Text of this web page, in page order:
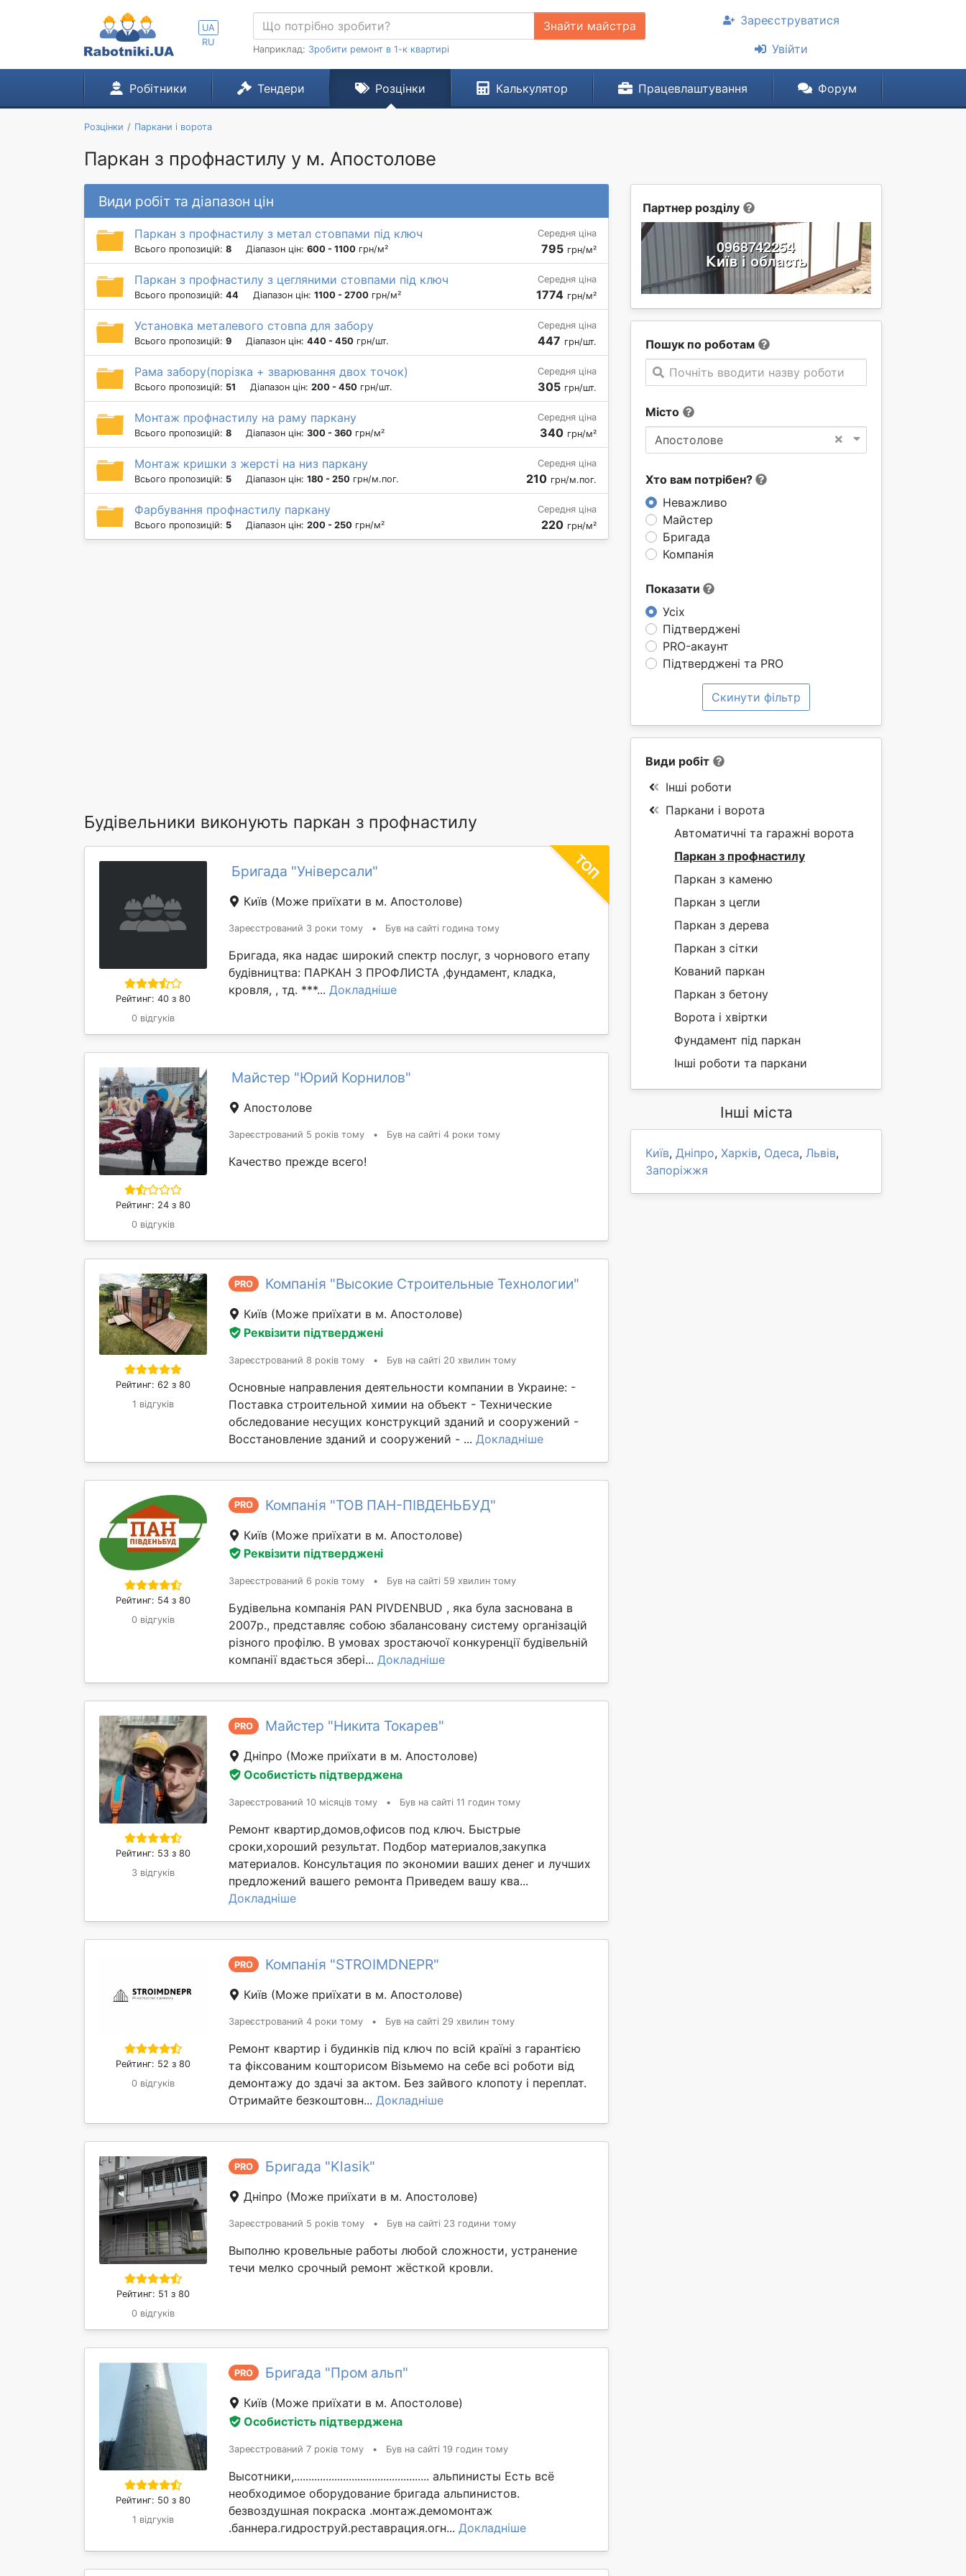
UA
RU
Знайти майстра
Наприклад: Зробити ремонт в 1-к квартирі
Зареєструватися
Увійти
Робітники Тендери Розцінки Калькулятор Працевлаштування Форум
Розцінки Паркани і ворота
Паркан з профнастилу у м. Апостолове
Партнер розділу
Пошук по роботам
Почніть вводити назву роботи
Місто
×
Апостолове
Хто вам потрібен?
Неважливо
Майстер
Бригада
Компанія
Показати
Усіх
Підтверджені
PRO-акаунт
Підтверджені та PRO
Скинути фільтр
Види робіт та діапазон цін
Паркан з профнастилу з метал стовпами під ключ
Всього пропозицій: 8 Діапазон цін: 600 - 1100 грн/м²
Середня ціна
795 грн/м²
Паркан з профнастилу з цегляними стовпами під ключ
Всього пропозицій: 44 Діапазон цін: 1100 - 2700 грн/м²
Середня ціна
1774 грн/м²
Установка металевого стовпа для забору
Всього пропозицій: 9 Діапазон цін: 440 - 450 грн/шт.
Середня ціна
447 грн/шт.
Рама забору(порізка + зварювання двох точок)
Всього пропозицій: 51 Діапазон цін: 200 - 450 грн/шт.
Середня ціна
305 грн/шт.
Монтаж профнастилу на раму паркану
Всього пропозицій: 8 Діапазон цін: 300 - 360 грн/м²
Середня ціна
340 грн/м²
Монтаж кришки з жерсті на низ паркану
Всього пропозицій: 5 Діапазон цін: 180 - 250 грн/м.пог.
Середня ціна
210 грн/м.пог.
Фарбування профнастилу паркану
Всього пропозицій: 5 Діапазон цін: 200 - 250 грн/м²
Середня ціна
220 грн/м²
Будівельники виконують паркан з профнастилу
Рейтинг: 40 з 80
0 відгуків
Бригада "Універсали"
Київ (Може приїхати в м. Апостолове)
Зареєстрований 3 роки тому • Був на сайті година тому
Бригада, яка надає широкий спектр послуг, з чорнового етапу
будівництва: ПАРКАН З ПРОФЛИСТА ,фундамент, кладка,
кровля, , тд. ***... Докладніше
Рейтинг: 24 з 80
0 відгуків
Майстер "Юрий Корнилов"
Апостолове
Зареєстрований 5 років тому • Був на сайті 4 роки тому
Качество прежде всего!
Рейтинг: 62 з 80
1 відгуків
PRO Компанія "Высокие Строительные Технологии"
Київ (Може приїхати в м. Апостолове)
Реквізити підтверджені
Зареєстрований 8 років тому • Був на сайті 20 хвилин тому
Основные направления деятельности компании в Украине: -
Поставка строительной химии на объект - Технические
обследование несущих конструкций зданий и сооружений -
Восстановление зданий и сооружений - ... Докладніше
Рейтинг: 54 з 80
0 відгуків
PRO Компанія "ТОВ ПАН-ПІВДЕНЬБУД"
Київ (Може приїхати в м. Апостолове)
Реквізити підтверджені
Зареєстрований 6 років тому • Був на сайті 59 хвилин тому
Будівельна компанія PAN PIVDENBUD , яка була заснована в
2007р., представляє собою збалансовану систему організацій
різного профілю. В умовах зростаючої конкуренції будівельній
компанії вдається збері... Докладніше
Рейтинг: 53 з 80
3 відгуків
PRO Майстер "Никита Токарев"
Дніпро (Може приїхати в м. Апостолове)
Особистість підтверджена
Зареєстрований 10 місяців тому • Був на сайті 11 годин тому
Ремонт квартир,домов,офисов под ключ. Быстрые
сроки,хороший результат. Подбор материалов,закупка
материалов. Консультация по экономии ваших денег и лучших
предложений вашего ремонта Приведем вашу ква...
Докладніше
Рейтинг: 52 з 80
0 відгуків
PRO Компанія "STROIMDNEPR"
Київ (Може приїхати в м. Апостолове)
Зареєстрований 4 роки тому • Був на сайті 29 хвилин тому
Ремонт квартир і будинків під ключ по всій країні з гарантією
та фіксованим кошторисом Візьмемо на себе всі роботи від
демонтажу до здачі за актом. Без зайвого клопоту і переплат.
Отримайте безкоштовн... Докладніше
Рейтинг: 51 з 80
0 відгуків
PRO Бригада "Klasik"
Дніпро (Може приїхати в м. Апостолове)
Зареєстрований 5 років тому • Був на сайті 23 години тому
Выполню кровельные работы любой сложности, устранение
течи мелко срочный ремонт жёсткой кровли.
Рейтинг: 50 з 80
1 відгуків
PRO Бригада "Пром альп"
Київ (Може приїхати в м. Апостолове)
Особистість підтверджена
Зареєстрований 7 років тому • Був на сайті 19 годин тому
Высотники,............................................... альпинисты Есть всё
необходимое оборудование бригада альпинистов.
безвоздушная покраска .монтаж.демомонтаж
.баннера.гидроструй.реставрация.огн... Докладніше
Види робіт
Інші роботи
Паркани і ворота
Автоматичні та гаражні ворота
Паркан з профнастилу
Паркан з каменю
Паркан з цегли
Паркан з дерева
Паркан з сітки
Кований паркан
Паркан з бетону
Ворота і хвіртки
Фундамент під паркан
Інші роботи та паркани
Інші міста
Київ, Дніпро, Харків, Одеса, Львів,
Запоріжжя